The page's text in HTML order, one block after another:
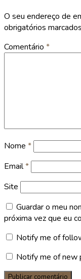
O seu endereço de
obrigatórios
Comentário *
Nome *
Email*
Site
Guardar o meu
próxima vez que eu
Notify me of
Notify me of new